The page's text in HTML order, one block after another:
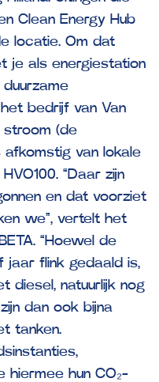
Clean Energy Hub
locatie. Om dat
je als energiestation
bedrijf van Van
stroom (de
van lokale
“Daar zijn
en dat voorziet
we”, vertelt het
“Hoewel de
jaar flink gedaald is,
diesel, natuurlijk nog
dan ook bijna
tanken.
hiermee hun CO₂-